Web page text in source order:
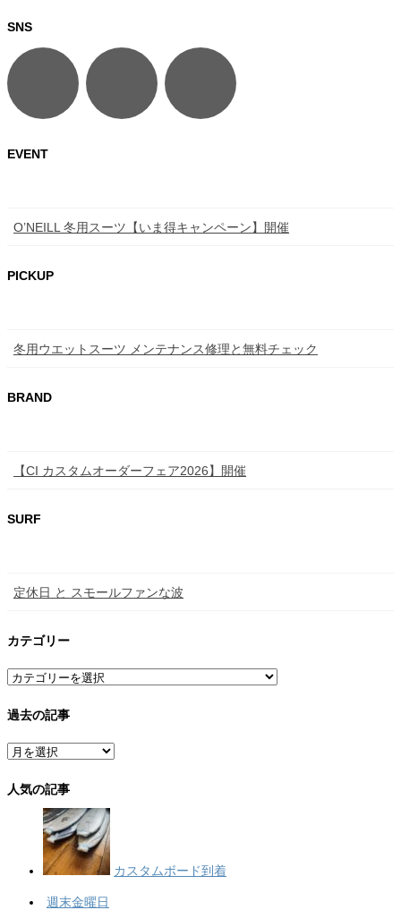
SNS
EVENT
O’NEILL 冬用スーツ【いま得キャンペーン】開催
PICKUP
冬用ウエットスーツ メンテナンス修理と無料チェック
BRAND
【CI カスタムオーダーフェア2026】開催
SURF
定休日 と スモールファンな波
カテゴリー
カ
テ
リ
過去の記事
ア
ー
イ
人気の記事
カスタムボード到着
週末金曜日